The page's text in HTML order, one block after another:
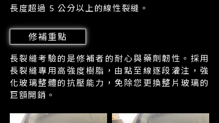
長度超過 5 公分以上的線性裂縫。
修補重點
長裂縫考驗的是修補者的耐心與藥劑韌性。採用
長裂縫專用高強度樹脂，由點至線逐段灌注，強
化玻璃整體的抗壓能力，免除您更換整片玻璃的
巨額開銷。